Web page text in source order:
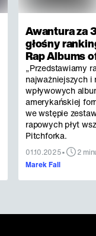
Awantura za
głośny
Rap Albums
„Przedstawiamy
najważniejszych i
wpływowych
amerykańskiej
we wstępie
rapowych płyt
Pitchforka.
01.10.2025•
2
Marek Fall